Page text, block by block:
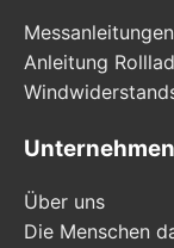
Messanleitungen
Anleitung
Unternehmen
Über uns
Die Menschen